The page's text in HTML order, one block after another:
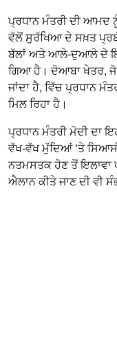
ਪ੍ਰਧਾਨ ਮੰਤਰੀ ਦੀ ਆਮਦ
ਵੱਲੋਂ ਸੁਰੱਖਿਆ ਦੇ ਸਖ਼ਤ
ਬੱਲਾਂ ਅਤੇ ਆਲੇ-ਦੁਆਲੇ ਦੇ
ਗਿਆ ਹੈ। ਦੋਆਬਾ ਖੇਤਰ, ਜੋ
ਜਾਂਦਾ ਹੈ, ਵਿੱਚ ਪ੍ਰਧਾਨ
ਮਿਲ ਰਿਹਾ ਹੈ।
ਪ੍ਰਧਾਨ ਮੰਤਰੀ ਮੋਦੀ ਦਾ
ਵੱਖ-ਵੱਖ ਮੁੱਦਿਆਂ ‘ਤੇ
ਨਤਮਸਤਕ ਹੋਣ ਤੋਂ ਇਲਾਵਾ
ਐਲਾਨ ਕੀਤੇ ਜਾਣ ਦੀ ਵੀ